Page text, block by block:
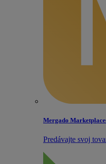
Mergado
Predávajte svoj